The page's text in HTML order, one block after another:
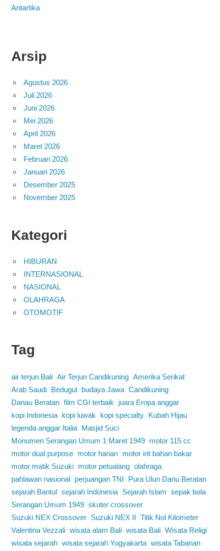
Antartika
Arsip
Agustus 2026
Juli 2026
Juni 2026
Mei 2026
April 2026
Maret 2026
Februari 2026
Januari 2026
Desember 2025
November 2025
Kategori
HIBURAN
INTERNASIONAL
NASIONAL
OLAHRAGA
OTOMOTIF
Tag
air terjun Bali Air Terjun Candikuning Amerika Serikat
Arab Saudi
Bedugul budaya Jawa Candikuning
Danau Beratan film CGI terbaik
juara Eropa anggar
kopi Indonesia
kopi luwak kopi specialty
Kubah Hijau
legenda anggar Italia
Masjid Suci
Monumen Serangan Umum 1 Maret 1949
motor 115 cc
motor dual purpose
motor harian
motor irit bahan bakar
motor matik Suzuki
motor petualang olahraga
pahlawan nasional
perjuangan TNI
Pura Ulun Danu Beratan
sejarah Bantul sejarah Indonesia Sejarah Islam sepak bola
Serangan Umum 1949 skuter crossover
Suzuki NEX Crossover
Suzuki NEX II Titik Nol Kilometer
Valentina Vezzali wisata alam Bali wisata Bali Wisata Religi
wisata sejarah wisata sejarah Yogyakarta wisata Tabanan